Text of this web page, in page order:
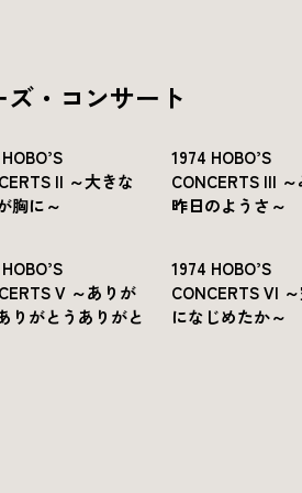
・コンサート
II ～大きな
胸に～
1974 HOBO’S
CONCERTS III
昨日のようさ～
V ～ありが
りがとうありがと
1974 HOBO’S
CONCERTS VI
になじめたか～